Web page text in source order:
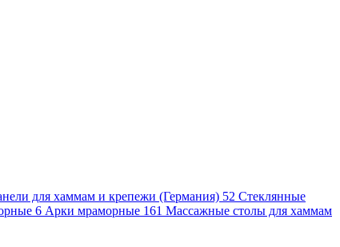
для хаммам и крепежи (Германия) 52 Стеклянные
6 Арки мраморные 161 Массажные столы для хаммам